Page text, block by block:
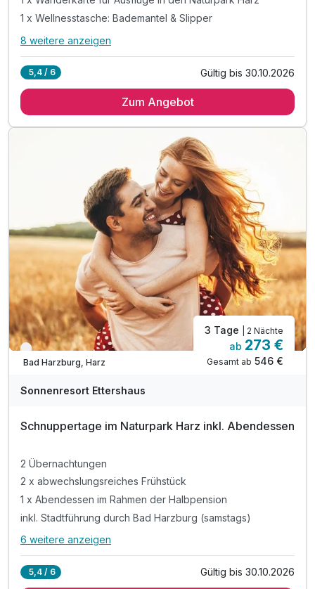
Ausstattung
1 x Wellnesstasche: Bademantel & Slipper
Alle Inklusivleistungen
2 x abwechslungsreiches Frühstück
1 x Wellnesstasche: Bademantel & Slipper
inkl. Nutzung des 1000m² großen Wellnessbereiches
inkl. Nutzung Innen- & Außenpool (Badelandschaft)
inkl. Saunalandschaft mit drei Saunen
inkl. Sonnenterrasse mit Blick auf die Burgberg
inkl. Ruheraum mit Panorama-Fenster
inkl. Verleih von Babyausstattung (z.B. Babybett)
inkl. Parkplatz am Hotel
inkl. Wlan Nutzung im Hotel
8 weitere anzeigen
5,4 / 6 Gültig bis 30.10.2026
Zum Angebot
Nur noch bis Oktober
Bad Harzburg, Harz
3 Tage | 2 Nächte
ab 273 €
Gesamt ab 546 €
Sonnenresort Ettershaus
Schnuppertage im Naturpark Harz inkl. Abendessen
2 Übernachtungen
2 x abwechslungsreiches Frühstück
1 x Abendessen im Rahmen der Halbpension
inkl. Stadtführung durch Bad Harzburg (samstags)
Alle Inklusivleistungen
6 weitere anzeigen
5,4 / 6 Gültig bis 30.10.2026